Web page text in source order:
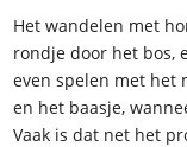
Het wandelen met
rondje door het bos,
even spelen met het
en het baasje,
Vaak is dat net het